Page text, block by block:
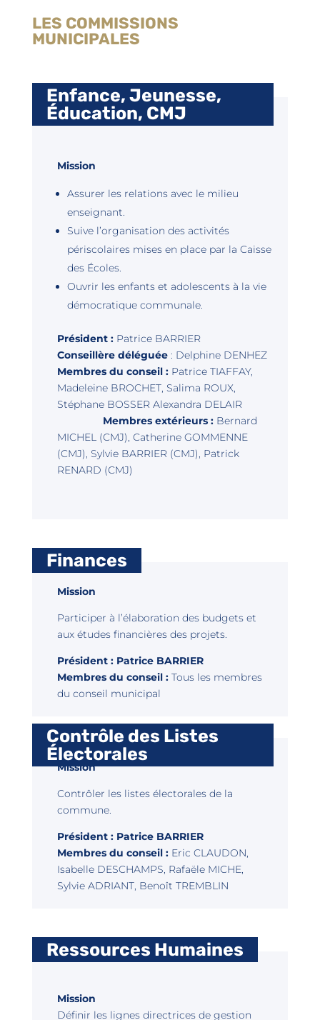
LES COMMISSIONS
MUNICIPALES
Enfance, Jeunesse,
Éducation, CMJ
Mission
Assurer les relations avec le milieu
enseignant.
Suive l’organisation des activités
périscolaires mises en place par la Caisse
des Écoles.
Ouvrir les enfants et adolescents à la vie
démocratique communale.
Président : Patrice BARRIER
Conseillère déléguée: Delphine DENHEZ
Membres du conseil : Patrice TIAFFAY,
Madeleine BROCHET, Salima ROUX,
Stéphane BOSSER Alexandra DELAIR
Membres extérieurs : Bernard
MICHEL (CMJ), Catherine GOMMENNE
(CMJ), Sylvie BARRIER (CMJ), Patrick
RENARD (CMJ)
Finances
Mission
Participer à l’élaboration des budgets et
aux études financières des projets.
Président : Patrice BARRIER
Membres du conseil :Tous les membres
du conseil municipal
Contrôle des Listes
Électorales
Mission
Contrôler les listes électorales de la
commune.
Président : Patrice BARRIER
Membres du conseil :Eric CLAUDON,
Isabelle DESCHAMPS, Rafaële MICHE,
Sylvie ADRIANT, Benoît TREMBLIN
Ressources Humaines
Mission
Définir les lignes directrices de gestion